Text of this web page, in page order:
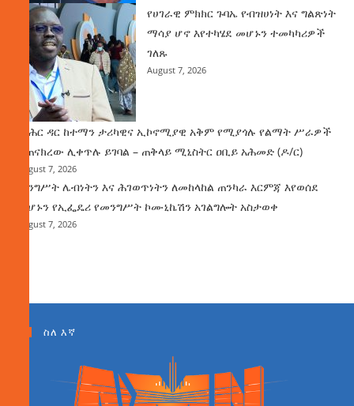
የሀገራዊ ምክክር ጉባኤ የብዝሀነት እና ግልጽነት
ማሳያ ሆኖ እየተካሄደ መሆኑን ተመካካሪዎች
ገለጹ
August 7, 2026
የባሕር ዳር ከተማን ታሪካዊና ኢኮኖሚያዊ አቅም የሚያጎሉ የልማት ሥራዎች
ተጠናክረው ሊቀጥሉ ይገባል – ጠቅላይ ሚኒስትር ዐቢይ አሕመድ (ዶ/ር)
August 7, 2026
መንግሥት ሌብነትን እና ሕገወጥነትን ለመከላከል ጠንካራ እርምጃ እየወሰደ
መሆኑን የኢፌዴሪ የመንግሥት ኮሙኒኬሽን አገልግሎት አስታወቀ
August 7, 2026
ስለ እኛ